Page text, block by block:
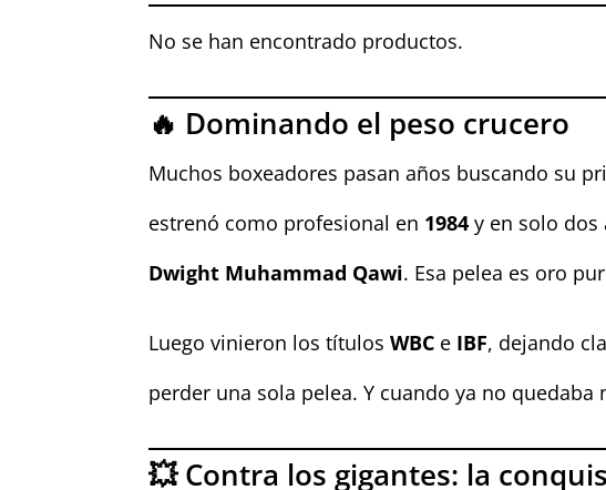
No se han encontrado productos.
🔥 Dominando el peso crucero
Muchos boxeadores pasan años buscando su
estrenó como profesional en 1984 y en solo
Dwight Muhammad Qawi. Esa pelea es oro
Luego vinieron los títulosWBC e IBF, dejando
perder una sola pelea. Y cuando ya no
💥 Contra los gigantes: la